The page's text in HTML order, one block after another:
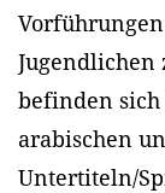
befinden
arabischen
Untertiteln/